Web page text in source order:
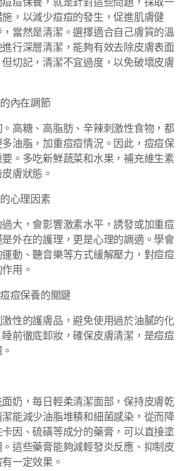
，以減少痘痘的發生，促進肌膚健
當然是清潔。選擇適合自己膚質的溫
行深層清潔，能夠有效去除皮膚表面
切記，清潔不宜過度，以免破壞皮膚
內在調節
高糖、高脂肪、辛辣刺激性食物，都
油脂，加重痘痘情況。因此，痘痘保
。多吃新鮮蔬菜和水果，補充維生素
膚狀態。
心理因素
大，會影響激素水平，誘發或加重痘
外在的護理，更是心理的調適。學會
動、聽音樂等方式緩解壓力，對痘痘
用。
痘保養的關鍵
性的護膚品，避免使用過於油膩的化
前徹底卸妝，確保皮膚清潔，是痘痘
奶，每日輕柔清潔面部，保持皮膚乾
能減少油脂堆積和細菌感染，從而降
因、硫磺等成分的藥膏，可以直接塗
這些藥膏能夠減輕發炎反應、抑制皮
一定效果。